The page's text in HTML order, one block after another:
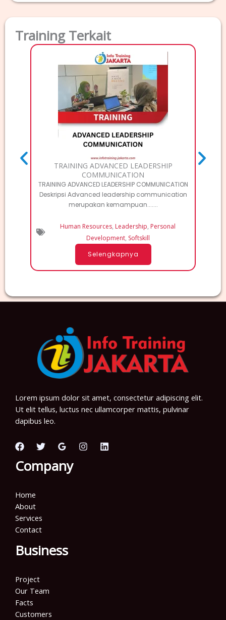
Training Terkait
TRAINING ADVANCED LEADERSHIP
COMMUNICATION
TRAINING ADVANCED LEADERSHIP COMMUNICATION
Deskripsi Advanced leadership communication
merupakan kemampuan.......
Human Resources, Leadership, Personal
Development, Softskill
Selengkapnya
Lorem ipsum dolor sit amet, consectetur adipiscing elit.
Ut elit tellus, luctus nec ullamcorper mattis, pulvinar
dapibus leo.
Company
Home
About
Services
Contact
Business
Project
Our Team
Facts
Customers